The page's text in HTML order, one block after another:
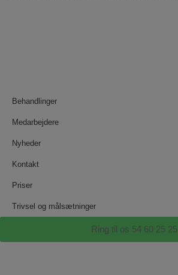
Behandlinger
Medarbejdere
Nyheder
Kontakt
Priser
Trivsel og målsætninger
Ring til os 54 60 25 25